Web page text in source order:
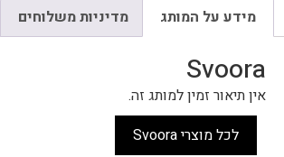
מידע על המותג מדיניות משלוחים
Svoora
אין תיאור זמין למותג זה.
לכל מוצרי Svoora